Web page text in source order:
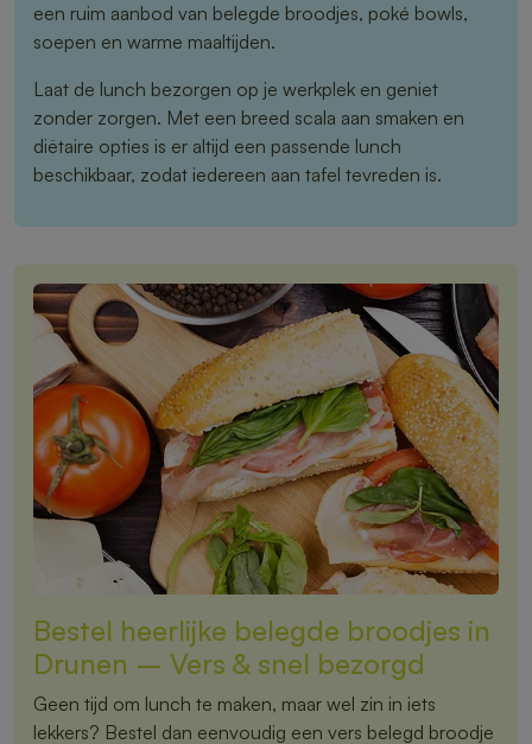
een ruim aanbod van belegde broodjes, poké bowls,
soepen en warme maaltijden.
Laat de lunch bezorgen op je werkplek en geniet
zonder zorgen. Met een breed scala aan smaken en
diëtaire opties is er altijd een passende lunch
beschikbaar, zodat iedereen aan tafel tevreden is.
Bestel heerlijke belegde broodjes in
Drunen – Vers & snel bezorgd
Geen tijd om lunch te maken, maar wel zin in iets
lekkers? Bestel dan eenvoudig een vers belegd broodje